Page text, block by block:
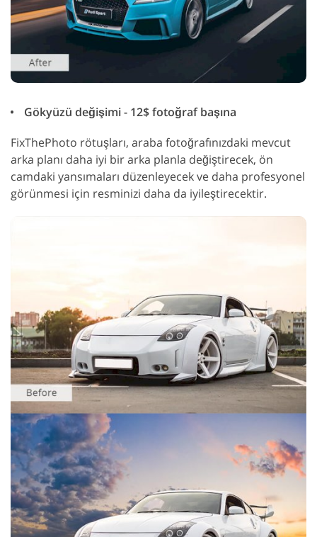
Gökyüzü değişimi - 12$ fotoğraf başına
FixThePhoto rötuşları, araba fotoğrafınızdaki mevcut
arka planı daha iyi bir arka planla değiştirecek, ön
camdaki yansımaları düzenleyecek ve daha profesyonel
görünmesi için resminizi daha da iyileştirecektir.